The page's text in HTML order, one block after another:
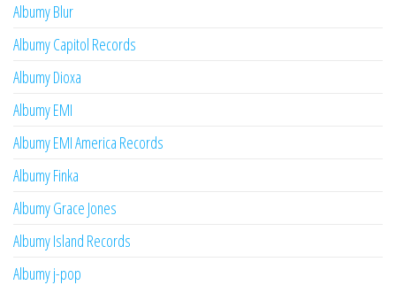
Albumy Blur
Albumy Capitol Records
Albumy Dioxa
Albumy EMI
Albumy EMI America Records
Albumy Finka
Albumy Grace Jones
Albumy Island Records
Albumy j-pop